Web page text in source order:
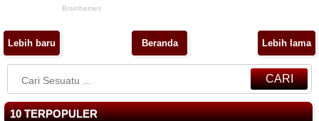
Lebih baru Lebih lama
Beranda
CARI
10 TERPOPULER